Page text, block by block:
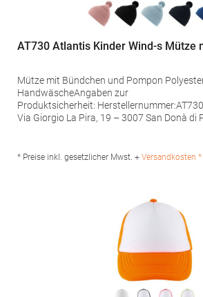
AT730 Atlantis Kinder Wind-s Mütze
Mütze mit Bündchen und Pompon
HandwäscheAngaben zur
Produktsicherheit:
Via Giorgio La Pira, 19 – 3007 San Donà di
* Preise inkl. gesetzlicher Mwst. + Versandkosten *